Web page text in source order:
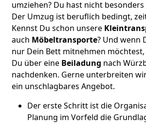
umziehen? Du hast nicht besonders
Der Umzug ist beruflich bedingt,
Kennst Du schon unsere
auch Möbeltransporte? Und wenn
nur Dein Bett mitnehmen
Du über eine Beiladung nach
nachdenken. Gerne unterbreiten
ein unschlagbares Angebot.
Der erste Schritt ist die
Planung im Vorfeld die